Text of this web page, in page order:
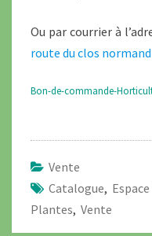
Ou par courrier à
route du clos normand
Bon-de-commande-
Vente
Catalogue,
Plantes, Vente